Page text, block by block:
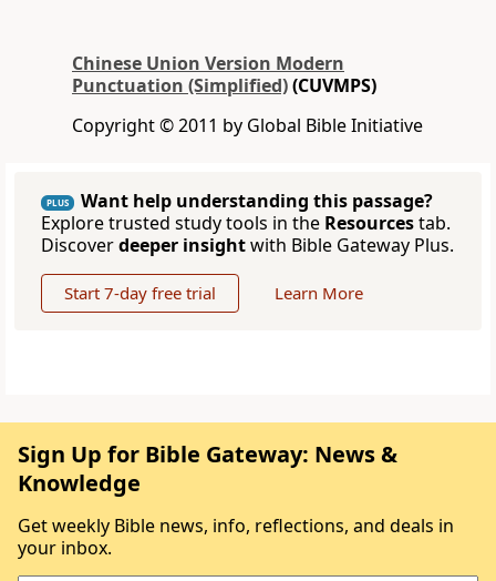
Chinese Union Version Modern
Punctuation (Simplified)(CUVMPS)
Copyright © 2011 by Global Bible Initiative
PLUS
Want help understanding this passage?
Explore trusted study tools in the Resourcestab.
Discoverdeeper insightwith Bible Gateway Plus.
Start 7-day free trial Learn More
Sign Up for Bible Gateway: News &
Knowledge
Get weekly Bible news, info, reflections, and deals in
your inbox.